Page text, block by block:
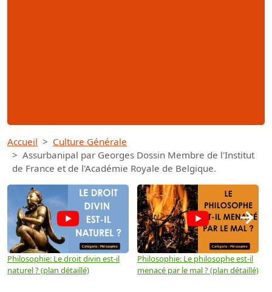
Accueil
Culture Générale
Assurbanipal par Georges Dossin Membre de l'Institut
de France et de l'Académie Royale de Belgique.
Philosophie: Le droit divin est-il
naturel ? (plan détaillé)
Philosophie: Le philosophe est-il
menacé par le mal ? (plan détaillé)
→